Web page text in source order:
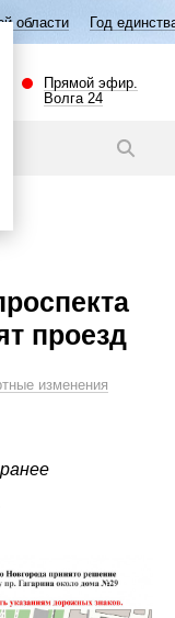
единства народов
Прямой эфир.
Волга 24
проезд
изменения